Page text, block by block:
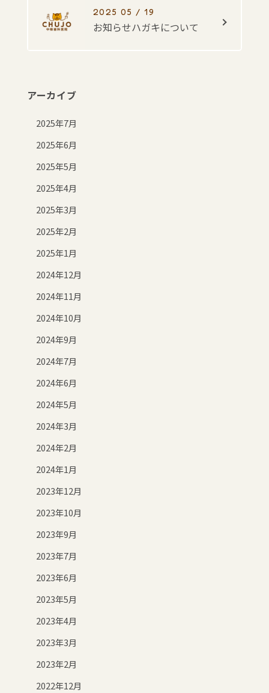
2025 05 / 19
お知らせハガキについて
アーカイブ
2025年7月
2025年6月
2025年5月
2025年4月
2025年3月
2025年2月
2025年1月
2024年12月
2024年11月
2024年10月
2024年9月
2024年7月
2024年6月
2024年5月
2024年3月
2024年2月
2024年1月
2023年12月
2023年10月
2023年9月
2023年7月
2023年6月
2023年5月
2023年4月
2023年3月
2023年2月
2022年12月